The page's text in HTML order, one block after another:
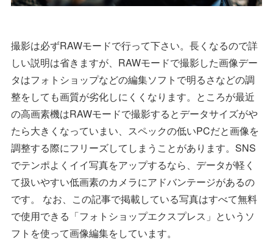
撮影は必ずRAWモードで行って下さい。長くなるので詳
しい説明は省きますが、RAWモードで撮影した画像デー
タはフォトショップなどの編集ソフトで明るさなどの調
整をしても画質が劣化しにくくなります。ところが最近
の高画素機はRAWモードで撮影するとデータサイズがや
たら大きくなっていまい、スペックの低いPCだと画像を
調整する際にフリーズしてしまうことがあります。SNS
でテンポよくイイ写真をアップするなら、データが軽く
て扱いやすい低画素のカメラにアドバンテージがあるの
です。 なお、この記事で掲載している写真はすべて無料
で使用できる「フォトショップエクスプレス」というソ
フトを使って画像編集をしています。